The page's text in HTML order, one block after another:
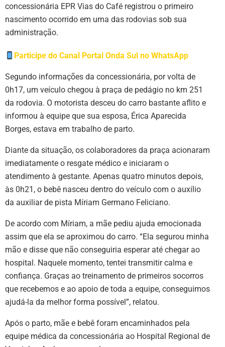
concessionária EPR Vias do Café registrou o primeiro
nascimento ocorrido em uma das rodovias sob sua
administração.
Participe do Canal Portal Onda Sul no WhatsApp
Segundo informações da concessionária, por volta de
0h17, um veículo chegou à praça de pedágio no km 251
da rodovia. O motorista desceu do carro bastante aflito e
informou à equipe que sua esposa, Érica Aparecida
Borges, estava em trabalho de parto.
Diante da situação, os colaboradores da praça acionaram
imediatamente o resgate médico e iniciaram o
atendimento à gestante. Apenas quatro minutos depois,
às 0h21, o bebê nasceu dentro do veículo com o auxílio
da auxiliar de pista Míriam Germano Feliciano.
De acordo com Míriam, a mãe pediu ajuda emocionada
assim que ela se aproximou do carro. “Ela segurou minha
mão e disse que não conseguiria esperar até chegar ao
hospital. Naquele momento, tentei transmitir calma e
confiança. Graças ao treinamento de primeiros socorros
que recebemos e ao apoio de toda a equipe, conseguimos
ajudá-la da melhor forma possível”, relatou.
Após o parto, mãe e bebê foram encaminhados pela
equipe médica da concessionária ao Hospital Regional de